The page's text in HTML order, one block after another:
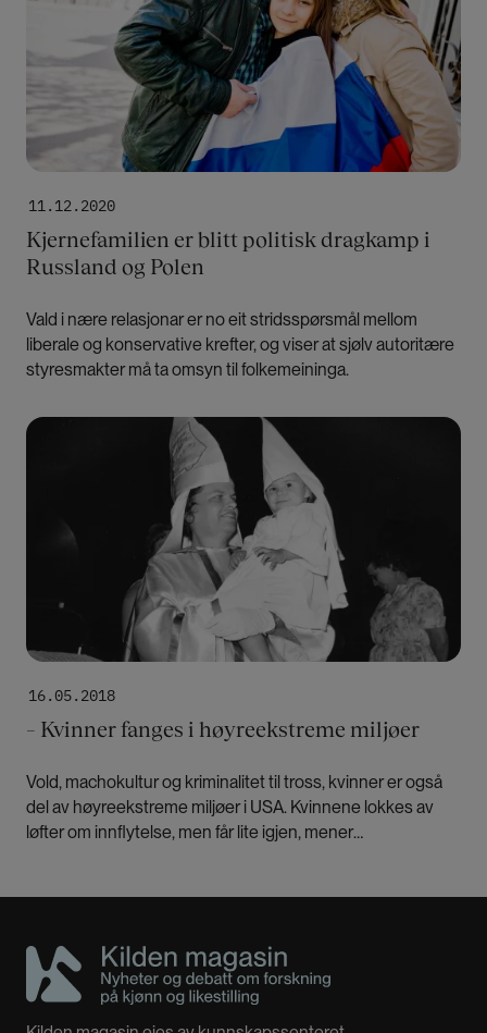
11.12.2020
Kjernefamilien er blitt politisk dragkamp i
Russland og Polen
Vald i nære relasjonar er no eit stridsspørsmål mellom
liberale og konservative krefter, og viser at sjølv autoritære
styresmakter må ta omsyn til folkemeininga.
16.05.2018
– Kvinner fanges i høyreekstreme miljøer
Vold, machokultur og kriminalitet til tross, kvinner er også
del av høyreekstreme miljøer i USA. Kvinnene lokkes av
løfter om innflytelse, men får lite igjen, mener
Bilde